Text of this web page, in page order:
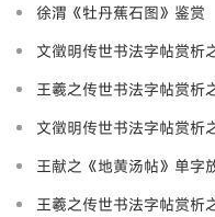
徐渭《牡丹蕉石图》鉴赏
文徵明传世书法字帖赏析
王羲之传世书法字帖赏析
文徵明传世书法字帖赏析
大图
王献之《地黄汤帖》单字
王羲之传世书法字帖赏析